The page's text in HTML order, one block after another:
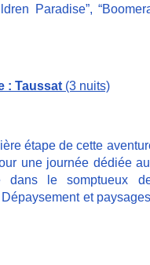
Paradise”,
: Taussat (3 nuits)
étape de cette
une journée dédiée
le somptueux
Dépaysement et